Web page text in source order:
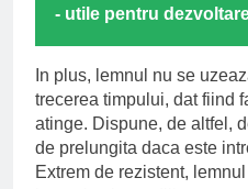
- utile pentru
In plus, lemnul nu se
trecerea timpului, dat fiind
atinge. Dispune, de altfel,
de prelungita daca este
Extrem de rezistent,